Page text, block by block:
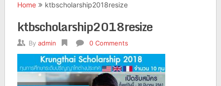
Home ktbscholarship2018resize
ktbscholarship2018resize
By admin 0 Comments